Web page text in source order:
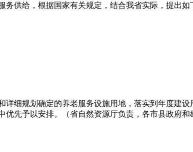
务供给，根据国家有关规定，结合我省实际，提出如
细规划确定的养老服务设施用地，落实到年度建
先予以安排。（省自然资源厅负责，各市县政府